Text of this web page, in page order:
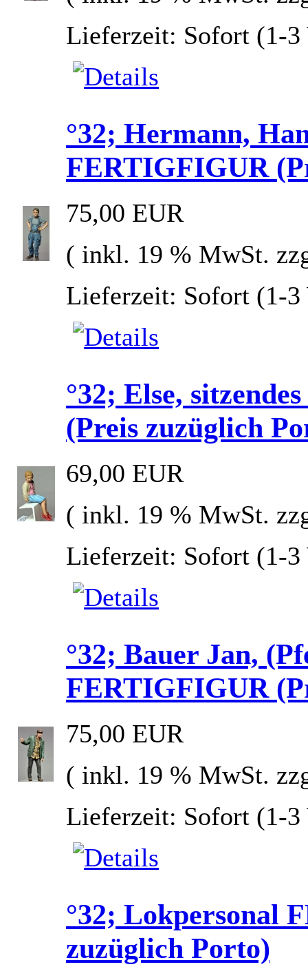
Lieferzeit: Sofort (1-3
°32; Hermann,
FERTIGFIGUR
75,00 EUR
( inkl. 19 % MwSt.
Lieferzeit: Sofort (1-3
°32; Else,
(Preis zuzüglich
69,00 EUR
( inkl. 19 % MwSt.
Lieferzeit: Sofort (1-3
°32; Bauer Jan,
FERTIGFIGUR
75,00 EUR
( inkl. 19 % MwSt.
Lieferzeit: Sofort (1-3
°32; Lokpersonal
zuzüglich Porto)